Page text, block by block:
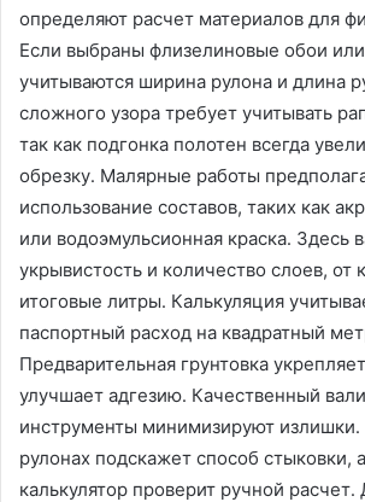
определяют расчет материалов для
Если выбраны флизелиновые обои
учитываются ширина рулона и длина
сложного узора требует учитывать
так как подгонка полотен всегда
обрезку․ Малярные работы
использование составов, таких как
или водоэмульсионная краска․ Здесь
укрывистость и количество слоев, от
итоговые литры․ Калькуляция
паспортный расход на квадратный
Предварительная грунтовка
улучшает адгезию․ Качественный
инструменты минимизируют
рулонах подскажет способ стыковки,
калькулятор проверит ручной